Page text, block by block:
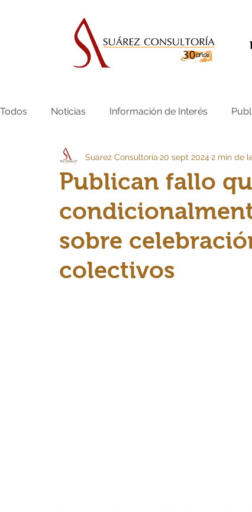
Todos Noticias Información de Interés
Publican fallo
sobre
colectivos
Suárez Consultoría 20 sept 2024 2 min de